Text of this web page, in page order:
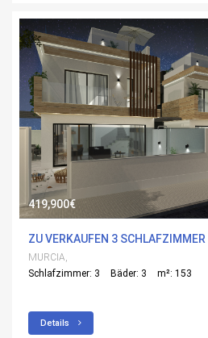
419,900€
MURCIA,
Schlafzimmer: 3
Bäder: 3 m²: 153
Details